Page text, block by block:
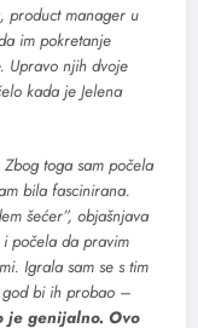
product manager u
im pokretanje
Upravo njih dvoje
kada je Jelena
toga sam počela
bila fascinirana.
šećer”, objašnjava
počela da pravim
Igrala sam se s tim
bi ih probao –
je genijalno. Ovo